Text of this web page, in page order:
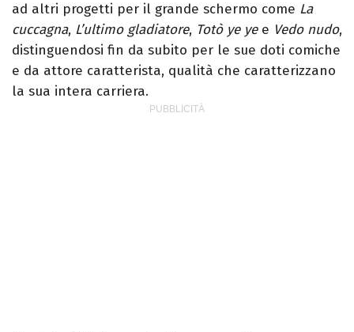
ad altri progetti per il grande schermo come La
cuccagna, L’ultimo gladiatore, Totò ye yee Vedo nudo,
distinguendosi fin da subito per le sue doti comiche
e da attore caratterista, qualità che caratterizzano
la sua intera carriera.